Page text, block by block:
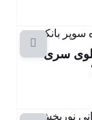
پهلوی سری